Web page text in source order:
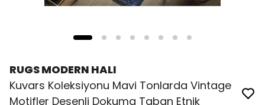
RUGS MODERN HALI
Kuvars Koleksiyonu Mavi Tonlarda Vintage
Motifler Desenli Dokuma Taban Etnik